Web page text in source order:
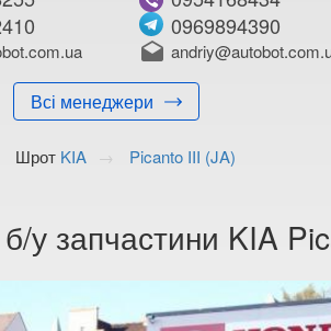
Всі менеджери
0969894390
drafts
Шрот KIA
Picanto III (JA)
у запчастини KIA